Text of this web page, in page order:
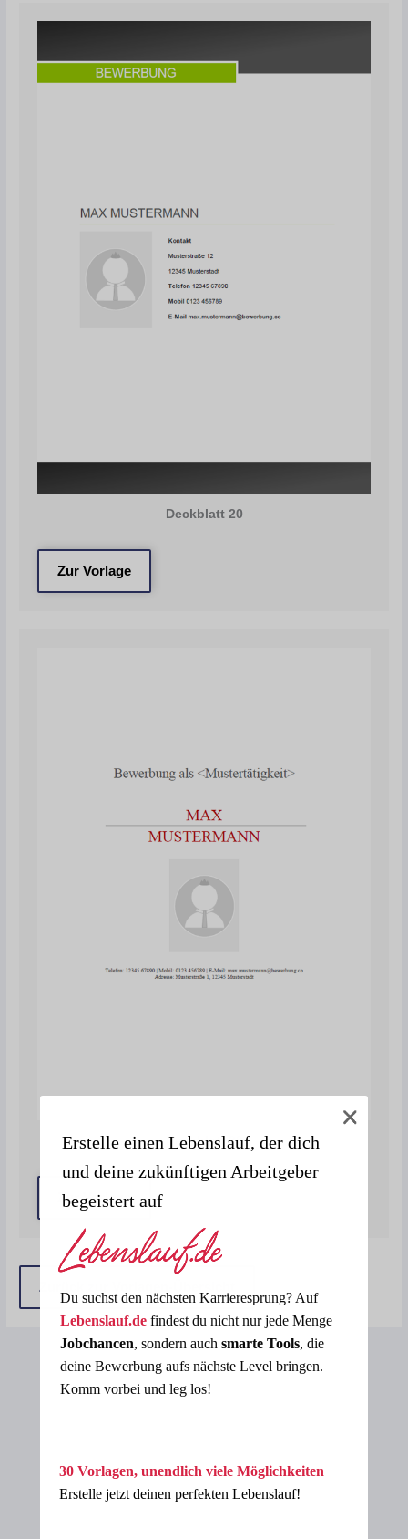
Deckblatt 20
Zur Vorlage
Deckblatt 29
Zur Vorlage
Zurück zur Vorlagen-Übersicht
Erstelle einen Lebenslauf, der dich
und deine zukünftigen Arbeitgeber
begeistert auf
Du suchst den nächsten Karrieresprung? Auf
Lebenslauf.defindest du nicht nur jede Menge
Jobchancen, sondern auch smarte Tools, die
deine Bewerbung aufs nächste Level bringen.
Komm vorbei und leg los!
30 Vorlagen, unendlich viele Möglichkeiten
Erstelle jetzt deinen perfekten Lebenslauf!